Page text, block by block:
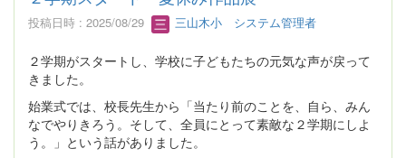
投稿日時 : 2025/08/29 三山木小 システム管理者
２学期がスタートし、学校に子どもたちの元気な声が戻って
きました。
始業式では、校長先生から「当たり前のことを、自ら、みん
なでやりきろう。そして、全員にとって素敵な２学期にしよ
う。」という話がありました。